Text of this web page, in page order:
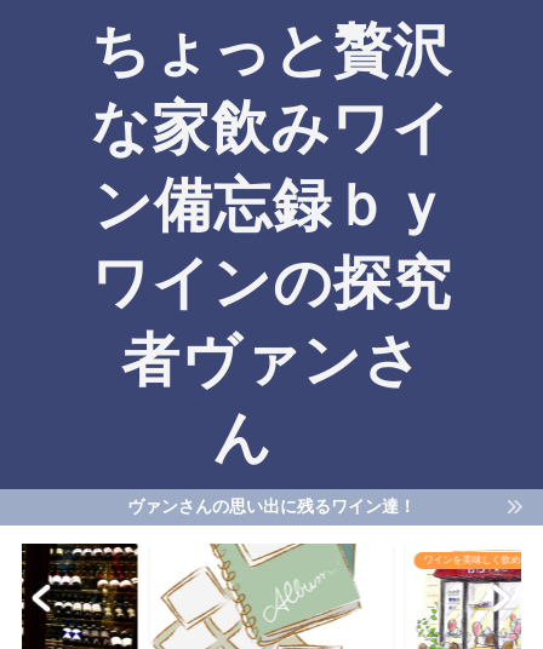
ちょっと贅沢
な家飲みワイ
ン備忘録ｂｙ
ワインの探究
者ヴァンさ
ん
ヴァンさんの思い出に残るワイン達！
ワインを美味しく飲めるレストランなど ワインイベントなど